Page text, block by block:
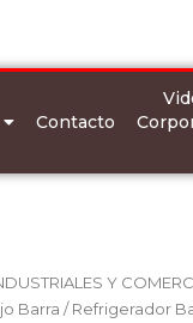
Contacto
Y
Barra / Refrigerador